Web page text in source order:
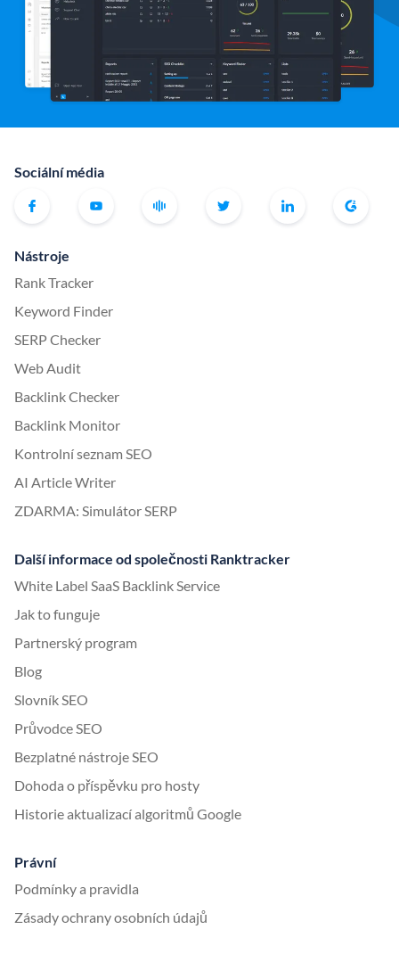
Sociální média
Nástroje
Rank Tracker
Keyword Finder
SERP Checker
Web Audit
Backlink Checker
Backlink Monitor
Kontrolní seznam SEO
AI Article Writer
ZDARMA: Simulátor SERP
Další informace od společnosti Ranktracker
White Label SaaS Backlink Service
Jak to funguje
Partnerský program
Blog
Slovník SEO
Průvodce SEO
Bezplatné nástroje SEO
Dohoda o příspěvku pro hosty
Historie aktualizací algoritmů Google
Právní
Podmínky a pravidla
Zásady ochrany osobních údajů